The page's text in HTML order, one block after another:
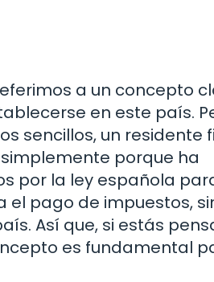
a un concepto
en este país.
sencillos, un residente
porque ha
por la ley española
el pago de impuestos,
Así que, si estás
es fundamental